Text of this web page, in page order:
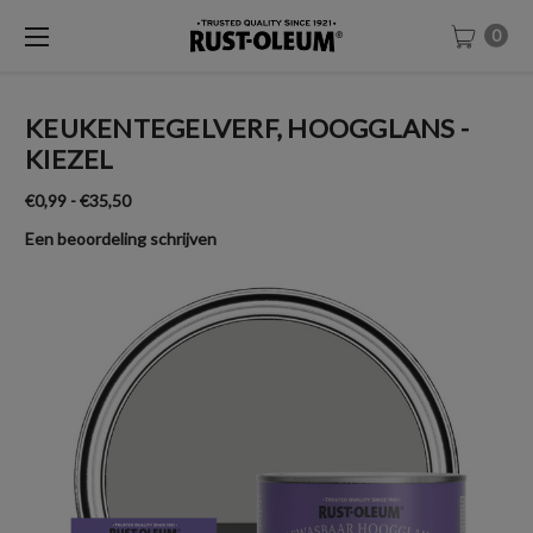
0
KEUKENTEGELVERF, HOOGGLANS -
KIEZEL
€0,99 - €35,50
Een beoordeling schrijven